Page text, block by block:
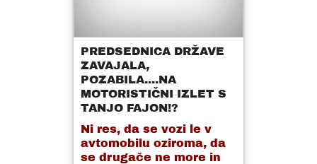
PREDSEDNICA DRŽAVE
ZAVAJALA,
POZABILA....NA
MOTORISTIČNI IZLET S
TANJO FAJON!?
Ni res, da se vozi le v
avtomobilu oziroma, da
se drugače ne more in